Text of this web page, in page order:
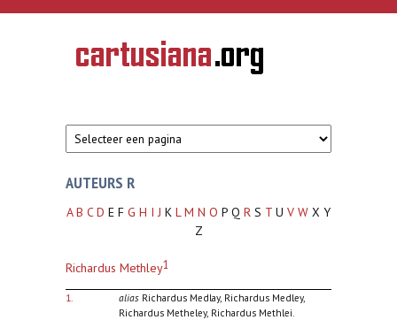
Overslaan en naar de inhoud gaan
CARTUSIANA
Geschiedenis
van de
AUTEURS R
A B C D E F G H I J K L M N O P Q R S T U V W X Y
Z
Richardus Methley1
1. aliasRichardus Medlay, Richardus Medley,
Richardus Metheley, Richardus Methlei.